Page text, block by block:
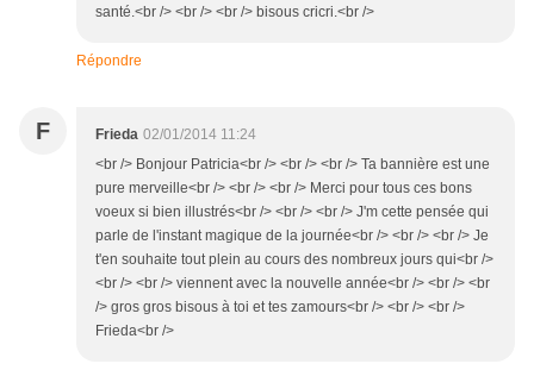
santé.<br /> <br /> <br /> bisous cricri.<br />
Répondre
F Frieda 02/01/2014 11:24
<br /> Bonjour Patricia<br /> <br /> <br /> Ta bannière est une
pure merveille<br /> <br /> <br /> Merci pour tous ces bons
voeux si bien illustrés<br /> <br /> <br /> J'm cette pensée qui
parle de l'instant magique de la journée<br /> <br /> <br /> Je
t'en souhaite tout plein au cours des nombreux jours qui<br />
<br /> <br /> viennent avec la nouvelle année<br /> <br /> <br
/> gros gros bisous à toi et tes zamours<br /> <br /> <br />
Frieda<br />